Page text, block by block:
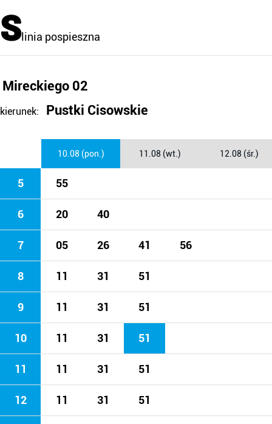
Slinia pospieszna
Mireckiego 02
kierunek: Pustki Cisowskie
10.08 (pon.) 11.08 (wt.) 12.08 (śr.)
5 55
6 20 40
7 05 26 41 56
8 11 31 51
9 11 31 51
10 11 31 51
11 11 31 51
12 11 31 51